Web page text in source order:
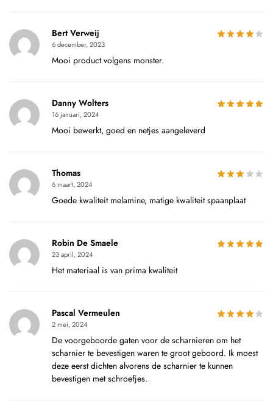
Bert Verweij
6 december, 2023
Mooi product volgens monster.
Danny Wolters
16 januari, 2024
Mooi bewerkt, goed en netjes aangeleverd
Thomas
6 maart, 2024
Goede kwaliteit melamine, matige kwaliteit spaanplaat
Robin De Smaele
23 april, 2024
Het materiaal is van prima kwaliteit
Pascal Vermeulen
2 mei, 2024
De voorgeboorde gaten voor de scharnieren om het
scharnier te bevestigen waren te groot geboord. Ik moest
deze eerst dichten alvorens de scharnier te kunnen
bevestigen met schroefjes.